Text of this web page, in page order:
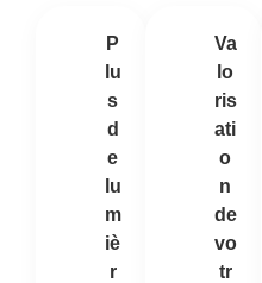
P
lu
s
d
e
lu
m
iè
r
Va
lo
ris
ati
o
n
de
vo
tr